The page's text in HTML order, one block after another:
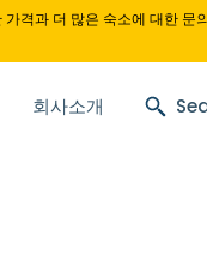
격과 더 많은 숙소에 대한 문
회사소개